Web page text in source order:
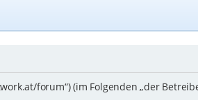
forum“) (im Folgenden „der